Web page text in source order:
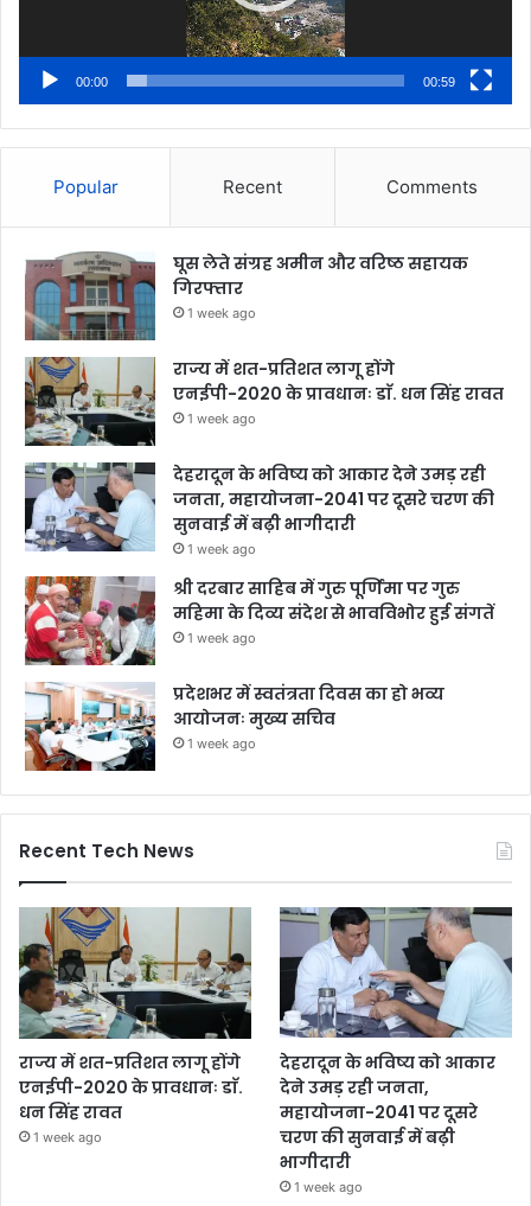
00:00 00:59
Popular Recent Comments
घूस लेते संग्रह अमीन और वरिष्ठ सहायक
गिरफ्तार
1 week ago
राज्य में शत-प्रतिशत लागू होंगे
एनईपी-2020 के प्रावधानः डाॅ. धन सिंह रावत
1 week ago
देहरादून के भविष्य को आकार देने उमड़ रही
जनता, महायोजना-2041 पर दूसरे चरण की
सुनवाई में बढ़ी भागीदारी
1 week ago
श्री दरबार साहिब में गुरु पूर्णिमा पर गुरु
महिमा के दिव्य संदेश से भावविभोर हुई संगतें
1 week ago
प्रदेशभर में स्वतंत्रता दिवस का हो भव्य
आयोजनः मुख्य सचिव
1 week ago
Recent Tech News
राज्य में शत-प्रतिशत लागू होंगे
एनईपी-2020 के प्रावधानः डाॅ.
धन सिंह रावत
1 week ago
देहरादून के भविष्य को आकार
देने उमड़ रही जनता,
महायोजना-2041 पर दूसरे
चरण की सुनवाई में बढ़ी
भागीदारी
1 week ago